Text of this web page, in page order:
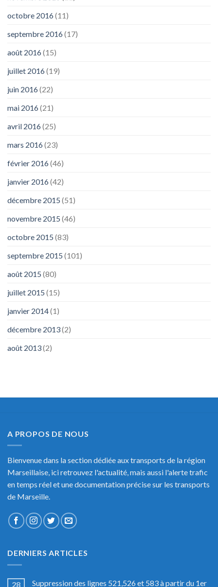
octobre 2016(11)
septembre 2016(17)
août 2016(15)
juillet 2016(19)
juin 2016(22)
mai 2016(21)
avril 2016(25)
mars 2016(23)
février 2016(46)
janvier 2016(42)
décembre 2015 (51)
novembre 2015 (46)
octobre 2015 (83)
septembre 2015 (101)
août 2015 (80)
juillet 2015 (15)
janvier 2014(1)
décembre 2013(2)
août 2013(2)
A PROPOS DE NOUS
Bienvenue dans la section dédiée aux transports de la région
Marseillaise, ici retrouvez l'actualité, mais aussi l'alerte trafic
en temps réel et une documentation précise sur les transports
de Marseille.
DERNIERS ARTICLES
28 Suppression des lignes 521,526 et 583 à partir du 1er